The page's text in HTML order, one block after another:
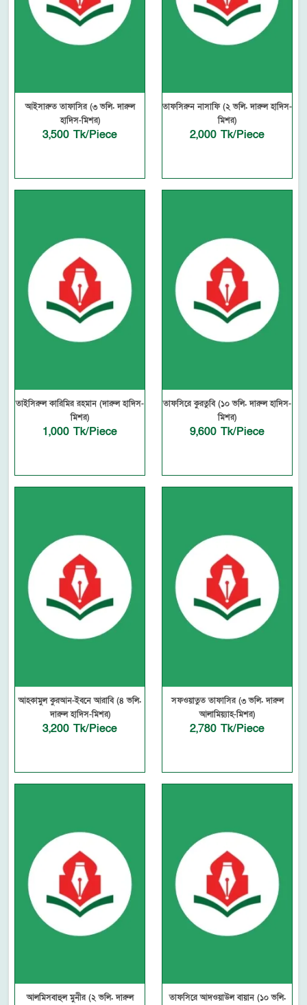
আইসারুত তাফাসির (৩ ভলি. দারুল
হাদিস-মিশর)
3,500 Tk/Piece
তাফসিরুন নাসাফি (২ ভলি. দারুল হাদিস-
মিশর)
2,000 Tk/Piece
তাইসিরুল কারিমির রহমান (দারুল হাদিস-
মিশর)
1,000 Tk/Piece
তাফসিরে কুরতুবি (১০ ভলি. দারুল হাদিস-
মিশর)
9,600 Tk/Piece
আহকামুল কুরআন-ইবনে আরাবি (৪ ভলি.
দারুল হাদিস-মিশর)
3,200 Tk/Piece
সফওয়াতুত তাফাসির (৩ ভলি. দারুল
আলামিয়্যাহ-মিশর)
2,780 Tk/Piece
আলমিসবাহুল মুনীর (২ ভলি. দারুল
তাফসিরে আদওয়াউল বায়ান (১০ ভলি.